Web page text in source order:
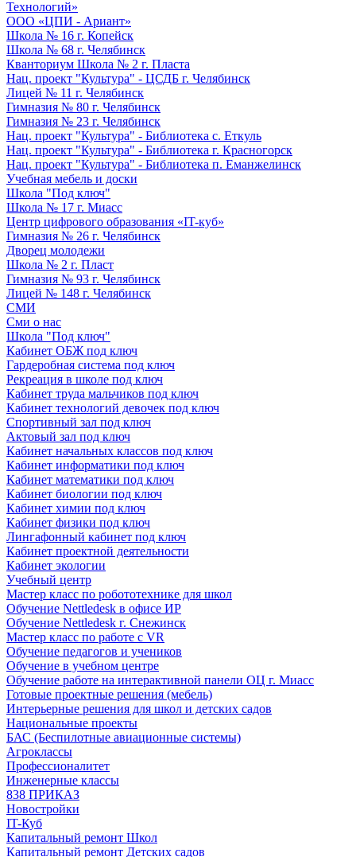
Технологий»
ООО «ЦПИ - Ариант»
Школа № 16 г. Копейск
Школа № 68 г. Челябинск
Кванториум Школа № 2 г. Пласта
Нац. проект "Культура" - ЦСДБ г. Челябинск
Лицей № 11 г. Челябинск
Гимназия № 80 г. Челябинск
Гимназия № 23 г. Челябинск
Нац. проект "Культура" - Библиотека с. Еткуль
Нац. проект "Культура" - Библиотека г. Красногорск
Нац. проект "Культура" - Библиотека п. Еманжелинск
Учебная мебель и доски
Школа "Под ключ"
Школа № 17 г. Миасс
Центр цифрового образования «IT-куб»
Гимназия № 26 г. Челябинск
Дворец молодежи
Школа № 2 г. Пласт
Гимназия № 93 г. Челябинск
Лицей № 148 г. Челябинск
СМИ
Сми о нас
Школа "Под ключ"
Кабинет ОБЖ под ключ
Гардеробная система под ключ
Рекреация в школе под ключ
Кабинет труда мальчиков под ключ
Кабинет технологий девочек под ключ
Спортивный зал под ключ
Актовый зал под ключ
Кабинет начальных классов под ключ
Кабинет информатики под ключ
Кабинет математики под ключ
Кабинет биологии под ключ
Кабинет химии под ключ
Кабинет физики под ключ
Лингафонный кабинет под ключ
Кабинет проектной деятельности
Кабинет экологии
Учебный центр
Мастер класс по робототехнике для школ
Обучение Nettledesk в офисе ИР
Обучение Nettledesk г. Снежинск
Мастер класс по работе с VR
Обучение педагогов и учеников
Обучение в учебном центре
Обучение работе на интерактивной панели ОЦ г. Миасс
Готовые проектные решения (мебель)
Интерьерные решения для школ и детских садов
Национальные проекты
БАС (Беспилотные авиационные системы)
Агроклассы
Профессионалитет
Инженерные классы
838 ПРИКАЗ
Новостройки
IT-Куб
Капитальный ремонт Школ
Капитальный ремонт Детских садов